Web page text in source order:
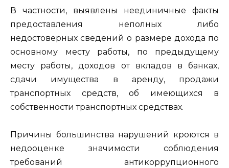
В частности, выявлены неединичные факты
предоставления неполных либо
недостоверных сведений о размере дохода по
основному месту работы, по предыдущему
месту работы, доходов от вкладов в банках,
сдачи имущества в аренду, продажи
транспортных средств, об имеющихся в
собственности транспортных средствах.
Причины большинства нарушений кроются в
недооценке значимости соблюдения
требований антикоррупционного